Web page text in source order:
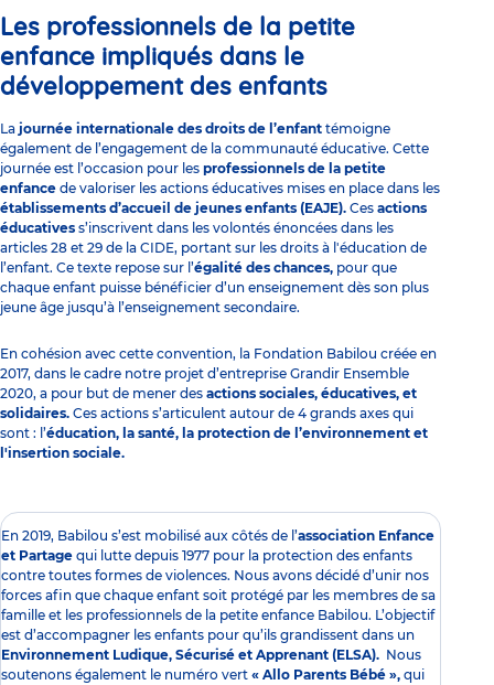
Les professionnels de la petite
enfance impliqués dans le
développement des enfants
La journée internationale des droits de l’enfant témoigne
également de l’engagement de la communauté éducative. Cette
journée est l’occasion pour les professionnels de la petite
enfance de valoriser les actions éducatives mises en place dans les
établissements d’accueil de jeunes enfants (EAJE). Ces actions
éducatives s’inscrivent dans les volontés énoncées dans les
articles 28 et 29 de la CIDE, portant sur les droits à l'éducation de
l’enfant. Ce texte repose sur l’égalité des chances, pour que
chaque enfant puisse bénéficier d’un enseignement dès son plus
jeune âge jusqu’à l’enseignement secondaire.
En cohésion avec cette convention, la Fondation Babilou créée en
2017, dans le cadre notre projet d’entreprise Grandir Ensemble
2020, a pour but de mener des actions sociales, éducatives, et
solidaires. Ces actions s’articulent autour de 4 grands axes qui
sont : l’éducation, la santé, la protection de l’environnement et
l'insertion sociale.
En 2019, Babilou s’est mobilisé aux côtés de l’association Enfance
et Partage qui lutte depuis 1977 pour la protection des enfants
contre toutes formes de violences. Nous avons décidé d’unir nos
forces afin que chaque enfant soit protégé par les membres de sa
famille et les professionnels de la petite enfance Babilou. L’objectif
est d’accompagner les enfants pour qu’ils grandissent dans un
Environnement Ludique, Sécurisé et Apprenant (ELSA). Nous
soutenons également le numéro vert « Allo Parents Bébé », qui